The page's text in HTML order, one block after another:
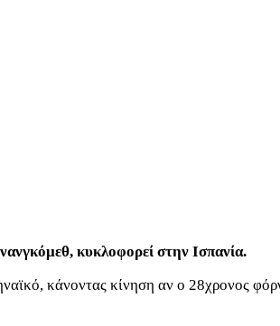
κυκλοφορεί στην Ισπανία.
κάνοντας κίνηση αν ο 28χρονος